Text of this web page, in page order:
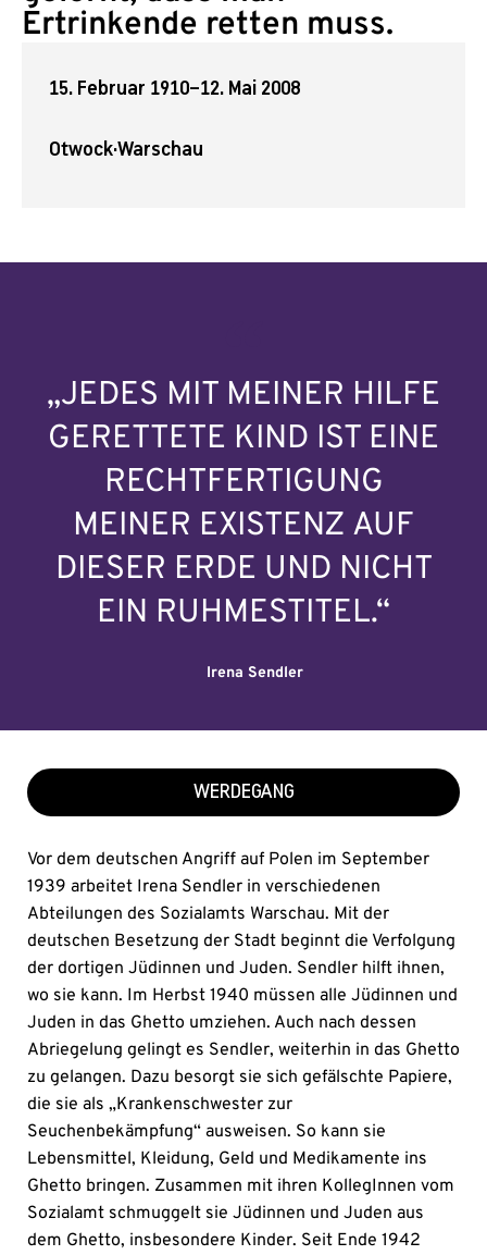
Ertrinkende retten muss.
15. Februar 1910–12. Mai 2008
Otwock·Warschau
„JEDES MIT MEINER HILFE
GERETTETE KIND IST EINE
RECHTFERTIGUNG
MEINER EXISTENZ AUF
DIESER ERDE UND NICHT
EIN RUHMESTITEL.“
Irena Sendler
WERDEGANG
Vor dem deutschen Angriff auf Polen im September
1939 arbeitet Irena Sendler in verschiedenen
Abteilungen des Sozialamts Warschau. Mit der
deutschen Besetzung der Stadt beginnt die Verfolgung
der dortigen Jüdinnen und Juden. Sendler hilft ihnen,
wo sie kann. Im Herbst 1940 müssen alle Jüdinnen und
Juden in das Ghetto umziehen. Auch nach dessen
Abriegelung gelingt es Sendler, weiterhin in das Ghetto
zu gelangen. Dazu besorgt sie sich gefälschte Papiere,
die sie als „Krankenschwester zur
Seuchenbekämpfung“ ausweisen. So kann sie
Lebensmittel, Kleidung, Geld und Medikamente ins
Ghetto bringen. Zusammen mit ihren KollegInnen vom
Sozialamt schmuggelt sie Jüdinnen und Juden aus
dem Ghetto, insbesondere Kinder. Seit Ende 1942